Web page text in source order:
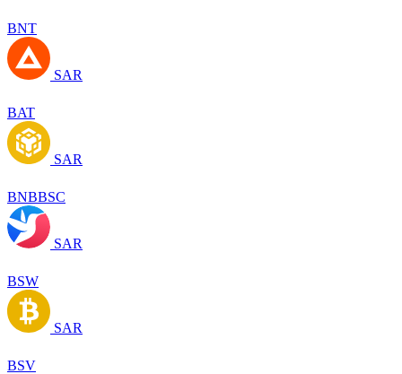
BNT
SAR
BAT
SAR
BNBBSC
SAR
BSW
SAR
BSV